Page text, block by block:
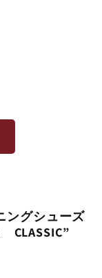
ングシューズ
CLASSIC”